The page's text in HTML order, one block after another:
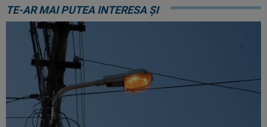
TE-AR MAI PUTEA INTERESA ȘI